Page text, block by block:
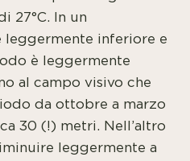
27°C. In un
inferiore e
è leggermente
al campo visivo che
da ottobre a marzo
30 (!) metri. Nell’altro
leggermente a